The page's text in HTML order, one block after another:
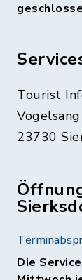
Tourist
23730
Die